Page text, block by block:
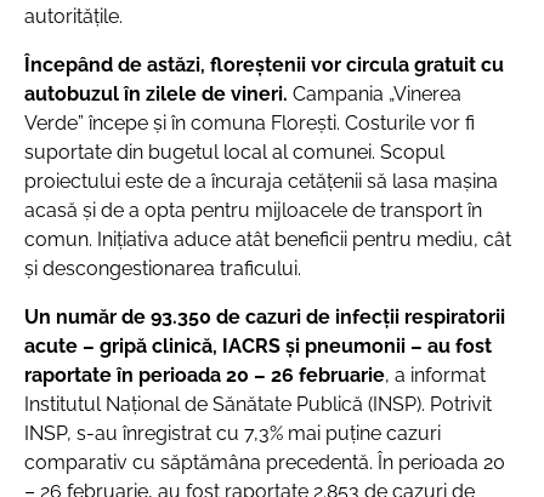
autoritățile.
Începând de astăzi, floreștenii vor circula gratuit cu
autobuzul în zilele de vineri. Campania „Vinerea
Verde” începe și în comuna Florești. Costurile vor fi
suportate din bugetul local al comunei. Scopul
proiectului este de a încuraja cetățenii să lasa mașina
acasă și de a opta pentru mijloacele de transport în
comun. Inițiativa aduce atât beneficii pentru mediu, cât
și descongestionarea traficului.
Un număr de 93.350 de cazuri de infecţii respiratorii
acute – gripă clinică, IACRS şi pneumonii – au fost
raportate în perioada 20 – 26 februarie, a informat
Institutul Naţional de Sănătate Publică (INSP). Potrivit
INSP, s-au înregistrat cu 7,3% mai puţine cazuri
comparativ cu săptămâna precedentă. În perioada 20
– 26 februarie, au fost raportate 2.853 de cazuri de